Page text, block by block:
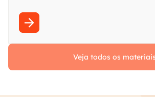
2026.
Veja todos os materiais